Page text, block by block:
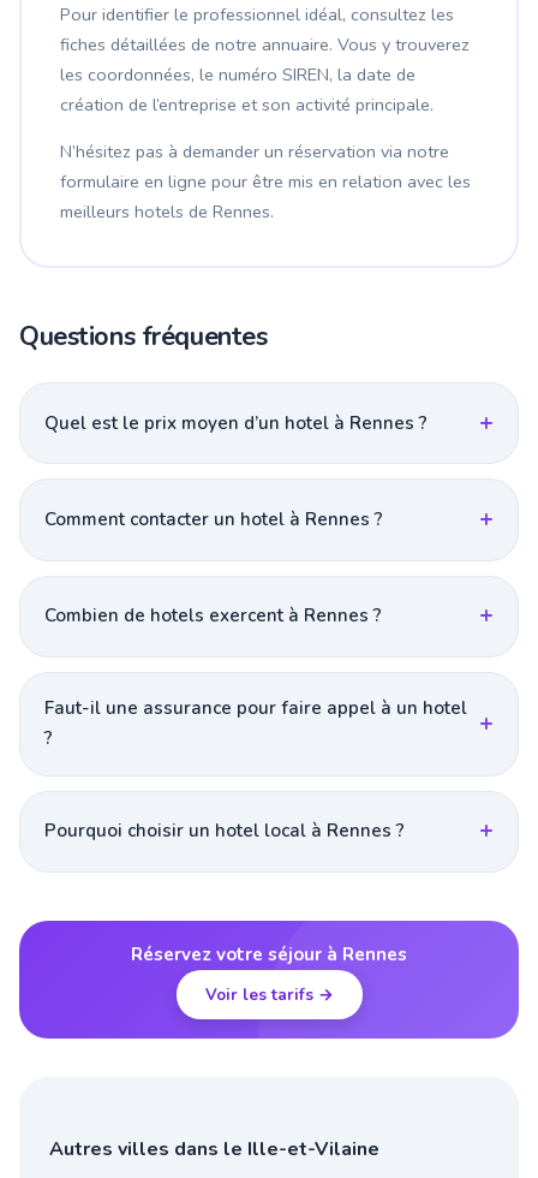
Pour identifier le professionnel idéal, consultez les
fiches détaillées de notre annuaire. Vous y trouverez
les coordonnées, le numéro SIREN, la date de
création de l’entreprise et son activité principale.
N’hésitez pas à demander un réservation via notre
formulaire en ligne pour être mis en relation avec les
meilleurs hotels de Rennes.
Questions fréquentes
Quel est le prix moyen d’un hotel à Rennes ?
Comment contacter un hotel à Rennes ?
Combien de hotels exercent à Rennes ?
Faut-il une assurance pour faire appel à un hotel
?
Pourquoi choisir un hotel local à Rennes ?
Réservez votre séjour à Rennes
Voir les tarifs →
Autres villes dans le Ille-et-Vilaine